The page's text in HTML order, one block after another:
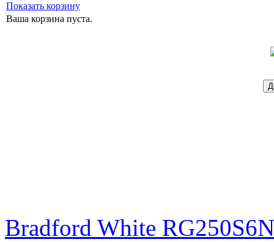
Показать корзину
Ваша корзина пуста.
Bradford White